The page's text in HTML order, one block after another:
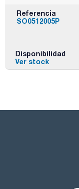
Referencia
SO0512005P
Disponibilidad
Ver stock